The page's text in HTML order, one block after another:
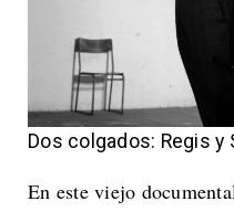
Dos colgados: Regis y
En este viejo